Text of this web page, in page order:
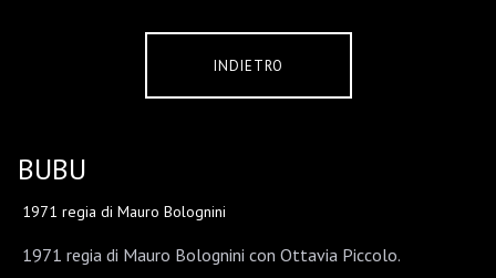
INDIETRO
BUBU
1971 regia di Mauro Bolognini
1971 regia di Mauro Bolognini con Ottavia Piccolo.